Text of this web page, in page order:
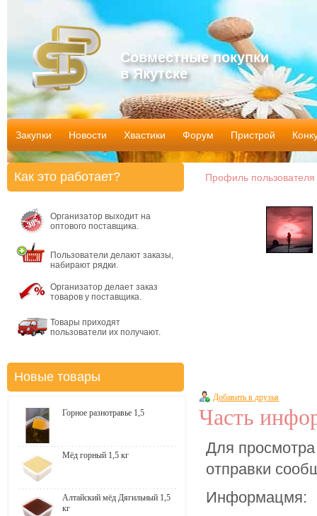
Совместные покупки
в Якутске
Закупки Новости Хвастики Форум Пристрой
Профиль
Добавить в друзья
Часть
Для
отправки
Информацмя:
Как это работает?
Организатор выходит на
оптового поставщика.
Пользователи делают заказы,
набирают рядки.
Организатор делает заказ
товаров у поставщика.
Товары приходят
пользователи их получают.
Новые товары
Горное разнотравье 1,5
Мёд горный 1,5 кг
Алтайский мёд Дягильный 1,5
кг